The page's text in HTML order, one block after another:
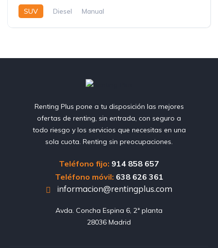
SUV Diesel Manual
Renting Plus pone a tu disposición las mejores
ofertas de renting, sin entrada, con seguro a
todo riesgo y los servicios que necesitas en una
sola cuota. Renting sin preocupaciones.
Teléfono fijo: 914 858 657
Teléfono móvil: 638 626 361
informacion@rentingplus.com
Avda. Concha Espina 6, 2ª planta
28036 Madrid